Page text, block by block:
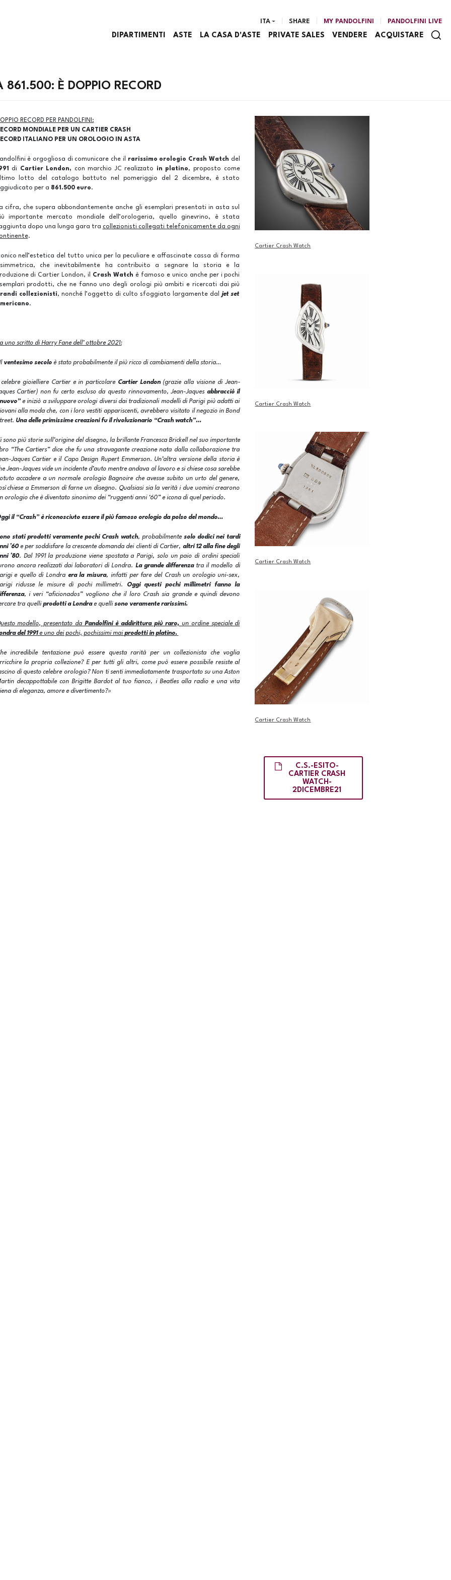
ITA SHARE MY PANDOLFINI PANDOLFINI LIVE
DIPARTIMENTI ASTE LA CASA D'ASTE PRIVATE SALES VENDERE ACQUISTARE
861.500: È DOPPIO RECORD
Cartier Crash Watch
Cartier Crash Watch
Cartier Crash Watch
Cartier Crash Watch
C.S.-ESITO-
CARTIER CRASH
WATCH-
2DICEMBRE21
RECORD PER PANDOLFINI:
MONDIALE PER UN CARTIER CRASH
ITALIANO PER UN OROLOGIO IN ASTA
è orgogliosa di comunicare che il rarissimo orologio Crash Watch del
di Cartier London, con marchio JC realizzato in platino, proposto come
lotto del catalogo battuto nel pomeriggio del 2 dicembre, è stato
per a 861.500 euro.
cifra, che supera abbondantemente anche gli esemplari presentati in asta sul
importante mercato mondiale dell’orologeria, quello ginevrino, è stata
dopo una lunga gara tra collezionisti collegati telefonicamente da ogni
.
nell’estetica del tutto unica per la peculiare e affascinate cassa di forma
che inevitabilmente ha contribuito a segnare la storia e la
di Cartier London, il Crash Watch è famoso e unico anche per i pochi
prodotti, che ne fanno uno degli orologi più ambiti e ricercati dai più
collezionisti, nonché l’oggetto di culto sfoggiato largamente dal
jet set
.
uno scritto di Harry Fane dell’ ottobre 2021:
ventesimo secoloè stato probabilmente il più ricco di cambiamenti della storia…
gioielliere Cartier e in particolare Cartier London(grazie alla visione di Jean-
Cartier) non fu certo escluso da questo rinnovamento, Jean-Jaques abbracciò il
e iniziò a sviluppare orologi diversi dai tradizionali modelli di Parigi più adatti ai
alla moda che, con i loro vestiti appariscenti, avrebbero visitato il negozio in Bond
Una delle primissime creazioni fu il rivoluzionario “Crash watch”…
sono più storie sull’origine del disegno, la brillante Francesca Brickell nel suo importante
“The Cartiers” dice che fu una stravagante creazione nata dalla collaborazione tra
Jaques Cartier e il Capo Design Rupert Emmerson. Un’altra versione della storia è
Jean-Jaques vide un incidente d’auto mentre andava al lavoro e si chiese cosa sarebbe
accadere a un normale orologio Bagnoire che avesse subito un urto del genere,
chiese a Emmerson di farne un disegno. Qualsiasi sia la verità i due uomini crearono
orologio che è diventato sinonimo dei “ruggenti anni ‘60” e icona di quel periodo.
il “Crash” è riconosciuto essere il più famoso orologio da polso del mondo…
stati prodotti veramente pochi Crash watch, probabilmente solo dodici nei tardi
’60e per soddisfare la crescente domanda dei clienti di Cartier, altri 12 alla fine degli
’80. Dal 1991 la produzione viene spostata a Parigi, solo un paio di ordini speciali
ancora realizzati dai laboratori di Londra. La grande differenzatra il modello di
e quello di Londra era la misura, infatti per fare del Crash un orologio uni-sex,
ridusse le misure di pochi millimetri. Oggi questi pochi millimetri fanno la
, i veri “aficionados” vogliono che il loro Crash sia grande e quindi devono
tra quelli prodotti a Londrae quelli sono veramente rarissimi.
modello, presentato da Pandolfini è addirittura più raro,un ordine speciale di
del 1991e uno dei pochi, pochissimi mai prodotti in platino.
incredibile tentazione può essere questa rarità per un collezionista che voglia
la propria collezione? E per tutti gli altri, come può essere possibile resiste al
di questo celebre orologio? Non ti senti immediatamente trasportato su una Aston
decappottabile con Brigitte Bardot al tuo fianco, i Beatles alla radio e una vita
di eleganza, amore e divertimento?»